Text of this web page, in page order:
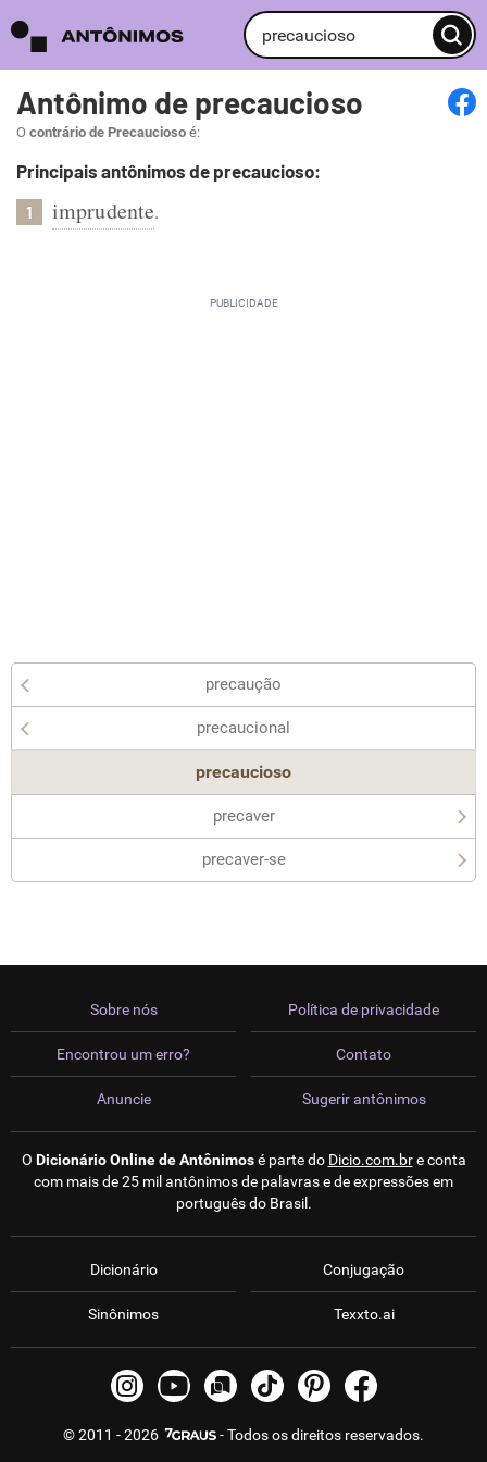
Antônimo de precaucioso
O contrário de Precaucioso é:
Principais antônimos de precaucioso:
1 imprudente.
precaução
precaucional
precaucioso
precaver
precaver-se
Sobre nós
Encontrou um erro?
Anuncie
Política de privacidade
Contato
Sugerir antônimos
O Dicionário Online de Antônimosé parte do Dicio.com.bre conta
com mais de 25 mil antônimos de palavras e de expressões em
português do Brasil.
Dicionário
Sinônimos
Conjugação
Texxto.ai
© 2011 - 2026 - Todos os direitos reservados.